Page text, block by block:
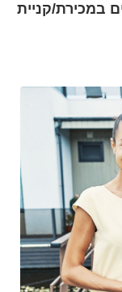
במכירת/קניית